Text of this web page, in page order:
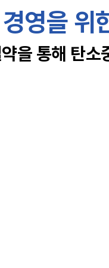
영을 위
을 통해 탄